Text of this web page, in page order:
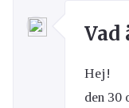
Vad
Hej!
den 30